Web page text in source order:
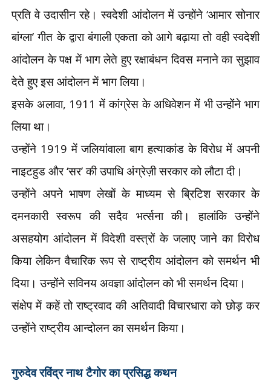
प्रति वे उदासीन रहे। स्वदेशी आंदोलन में उन्होंने ‘आमार सोनार
बांग्ला’गीत के द्वारा बंगाली एकता को आगे बढ़ाया तो वही स्वदेशी
आंदोलन के पक्ष में भाग लेते हुए रक्षाबंधन दिवस मनाने का सुझाव
देते हुए इस आंदोलन में भाग लिया।
इसके अलावा, 1911 में कांग्रेस के अधिवेशन में भी उन्होंने भाग
लिया था।
उन्होंने 1919 में जलियांवाला बाग हत्याकांड के विरोध में अपनी
नाइटहुड और‘सर’की उपाधि अंग्रेज़ी सरकार को लौटा दी।
उन्होंने अपने भाषण लेखों के माध्यम से ब्रिटिश सरकार के
दमनकारी स्वरूप की सदैव भर्त्सना की। हालांकि उन्होंने
असहयोग आंदोलन में विदेशी वस्त्रों के जलाए जाने का विरोध
किया लेकिन वैचारिक रूप से राष्ट्रीय आंदोलन को समर्थन भी
दिया। उन्होंने सविनय अवज्ञा आंदोलन को भी समर्थन दिया।
संक्षेप में कहें तो राष्ट्रवाद की अतिवादी विचारधारा को छोड़ कर
उन्होंने राष्ट्रीय आन्दोलन का समर्थन किया।
गुरुदेव रविंद्र नाथ टैगोर का प्रसिद्ध कथन